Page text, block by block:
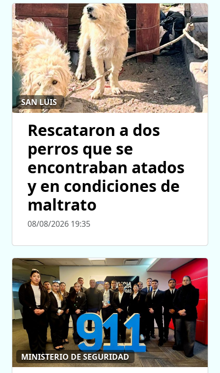
SAN LUIS
Rescataron a dos
perros que se
encontraban atados
y en condiciones de
maltrato
08/08/2026 19:35
MINISTERIO DE SEGURIDAD